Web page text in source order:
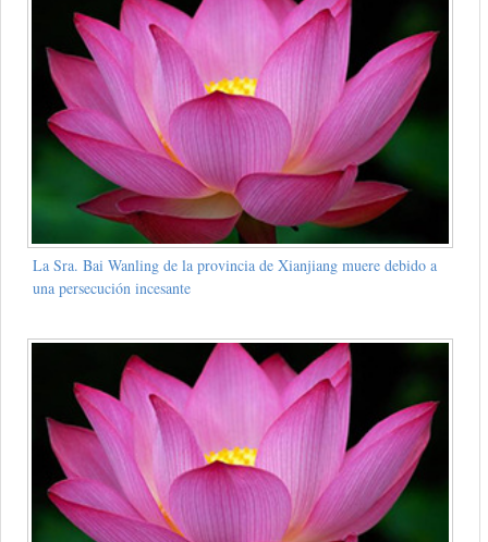
La Sra. Bai Wanling de la provincia de Xianjiang muere debido a
una persecución incesante